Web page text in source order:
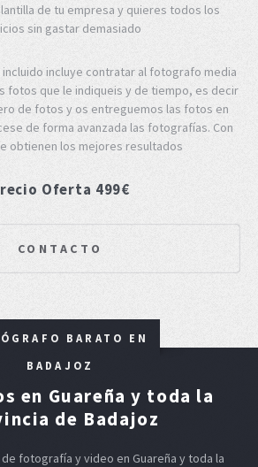
de tu empresa y quieres todos los
sin gastar demasiado
incluye contratar al fotografo media
fotos que le indiqueis y de tiempo, es decir
de fotos y os entreguemos las fotos en
de forma avanzada las fotografías. Con
obtienen los mejores resultados
Oferta 499€
CONTACTO
BARATO EN
BADAJOZ
en Guareña y toda la
de Badajoz
fotografía y video en Guareña y toda la